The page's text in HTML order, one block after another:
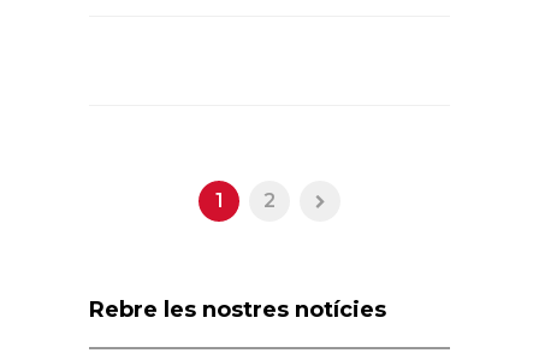
1 2
Rebre les nostres notícies